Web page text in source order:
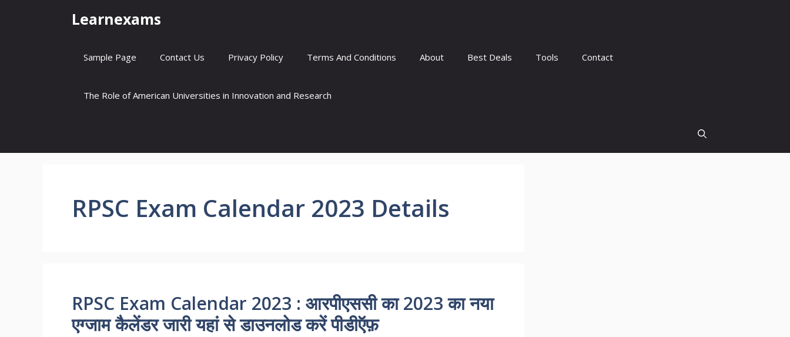
Learnexams
Sample Page Contact Us Privacy Policy Terms And Conditions About Best Deals Tools Contact
The Role of American Universities in Innovation and Research
RPSC Exam Calendar 2023 Details
RPSC Exam Calendar 2023 : आरपीएससी का 2023 का नया
एग्जाम कैलेंडर जारी यहां से डाउनलोड करें पीडीऍफ़